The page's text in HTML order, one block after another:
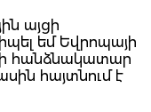
այցի
եմ Եվրոպայի
հանձնակատար
հայտնում է